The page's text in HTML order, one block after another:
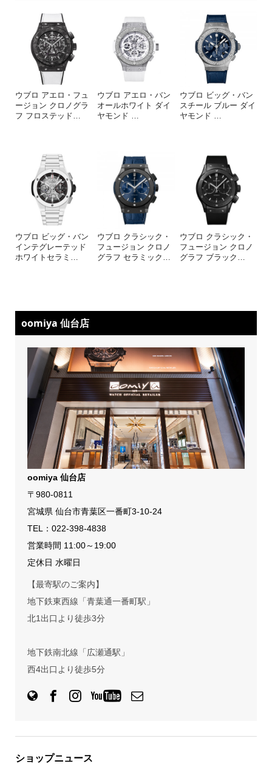
ウブロ アエロ・フュ
ージョン クロノグラ
フ フロステッド…
ウブロ アエロ・バン
オールホワイト ダイ
ヤモンド …
ウブロ ビッグ・バン
スチール ブルー ダイ
ヤモンド …
ウブロ ビッグ・バン
インテグレーテッド
ホワイトセラミ
ウブロ クラシック・
フュージョン クロノ
グラフ セラミック
ウブロ クラシック・
フュージョン クロノ
グラフ ブラック
oomiya 仙台店
oomiya 仙台店
〒980-0811
宮城県 仙台市青葉区一番町3-10-24
TEL： 022-398-4838
営業時間 11:00～19:00
定休日 水曜日
【最寄駅のご案内】
地下鉄東西線「青葉通一番町駅」
北1出口より徒歩3分
地下鉄南北線「広瀬通駅」
西4出口より徒歩5分
ショップニュース